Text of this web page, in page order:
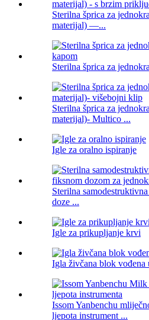
Sterilna šprica za
materijal) —...
Sterilna šprica za
Sterilna šprica za
materijal)- Multico ...
Igle za oralno ispiranje
Sterilna
doze ...
Igle za prikupljanje krvi
Igla živčana blok vođena
Issom Yanbenchu
ljepota instrument ...